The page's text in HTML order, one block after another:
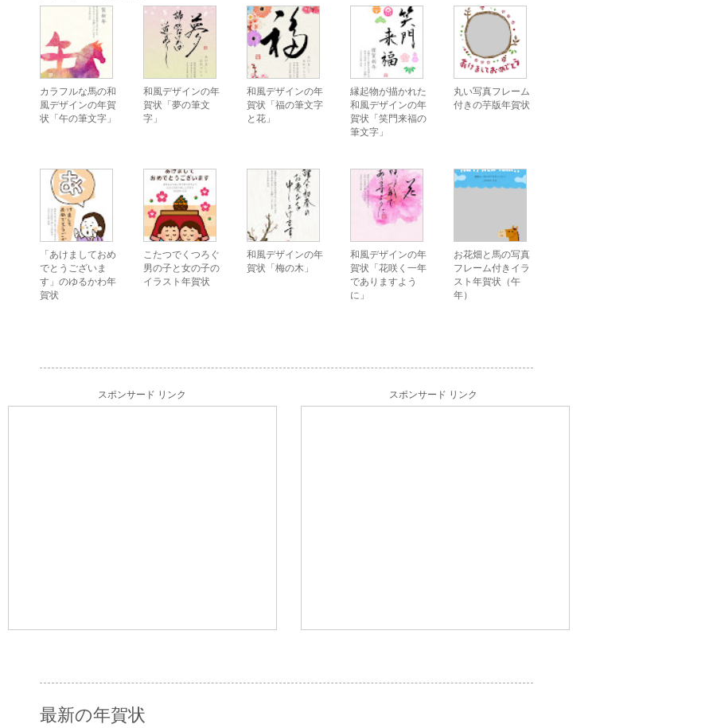
カラフルな馬の和
風デザインの年賀
状「午の筆文字」
和風デザインの年
賀状「夢の筆文
字」
和風デザインの年
賀状「福の筆文字
と花」
縁起物が描かれた
和風デザインの年
賀状「笑門来福の
筆文字」
丸い写真フレーム
付きの芋版年賀状
「あけましておめ
でとうございま
す」のゆるかわ年
賀状
こたつでくつろぐ
男の子と女の子の
イラスト年賀状
和風デザインの年
賀状「梅の木」
和風デザインの年
賀状「花咲く一年
でありますよう
に」
お花畑と馬の写真
フレーム付きイラ
スト年賀状（午
年）
スポンサード リンク スポンサード リンク
最新の年賀状